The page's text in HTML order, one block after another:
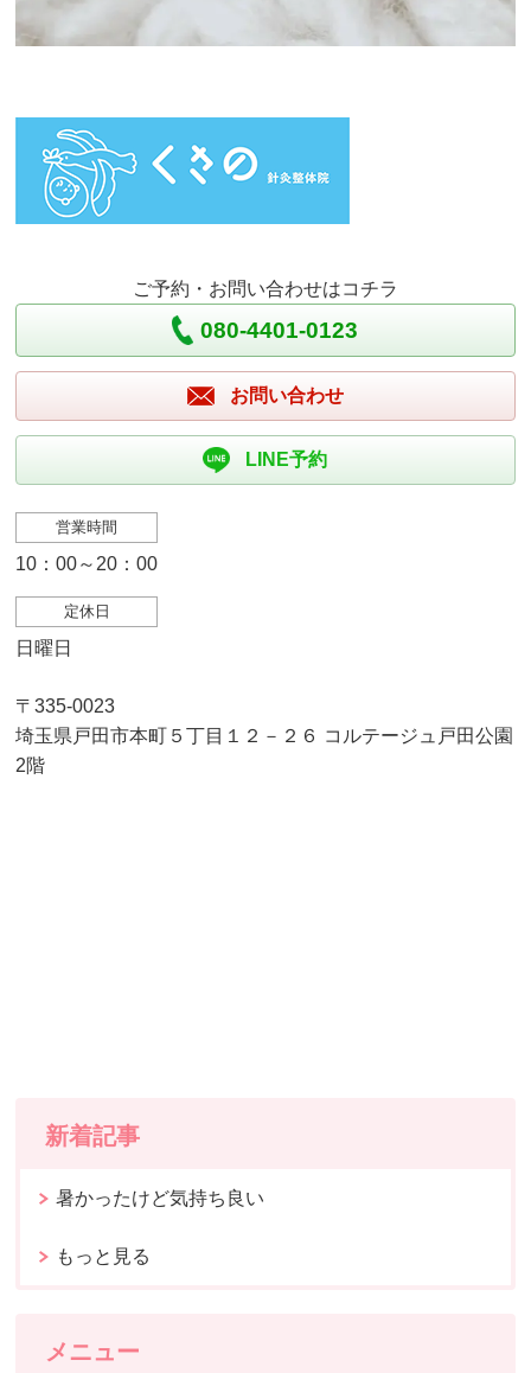
ご予約・お問い合わせはコチラ
080-4401-0123
お問い合わせ
LINE予約
営業時間
10：00～20：00
定休日
日曜日
〒335-0023
埼玉県戸田市本町５丁目１２－２６ コルテージュ戸田公園
2階
新着記事
暑かったけど気持ち良い
もっと見る
メニュー